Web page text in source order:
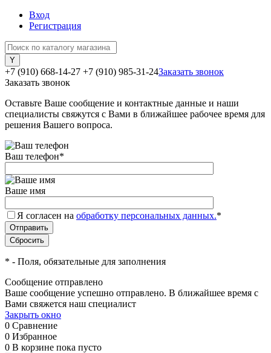
Вход
Регистрация
+7 (910) 668-14-27 +7 (910) 985-31-24Заказать звонок
Заказать звонок
Оставьте Ваше сообщение и контактные данные и наши
специалисты свяжутся с Вами в ближайшее рабочее время для
решения Вашего вопроса.
Ваш телефон*
Ваше имя
Я согласен на обработку персональных данных.*
* - Поля, обязательные для заполнения
Сообщение отправлено
Ваше сообщение успешно отправлено. В ближайшее время с
Вами свяжется наш специалист
Закрыть окно
0 Сравнение
0 Избранное
0 В корзине пока пусто